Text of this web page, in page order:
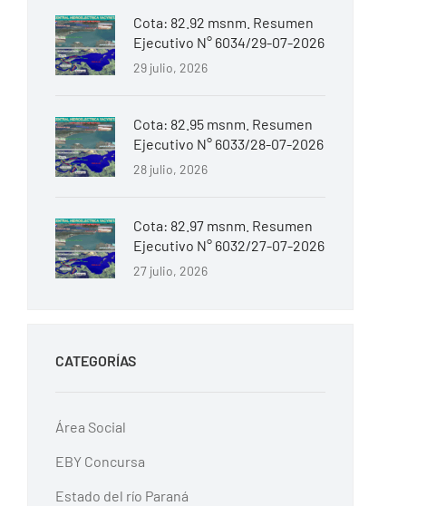
Cota: 82.92 msnm. Resumen
Ejecutivo N° 6034/29-07-2026
29 julio, 2026
Cota: 82.95 msnm. Resumen
Ejecutivo N° 6033/28-07-2026
28 julio, 2026
Cota: 82.97 msnm. Resumen
Ejecutivo N° 6032/27-07-2026
27 julio, 2026
CATEGORÍAS
Área Social
EBY Concursa
Estado del río Paraná